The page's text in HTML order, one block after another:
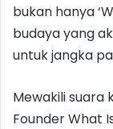
bukan hanya
budaya yang
untuk jangka
Mewakili suara
Founder What